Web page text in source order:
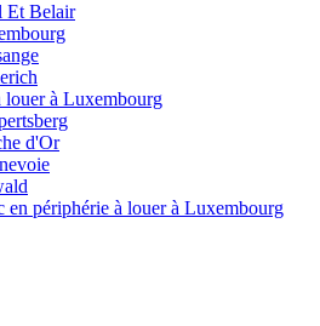
Et Belair
louer à Luxembourg
d'Or
en périphérie à louer à Luxembourg